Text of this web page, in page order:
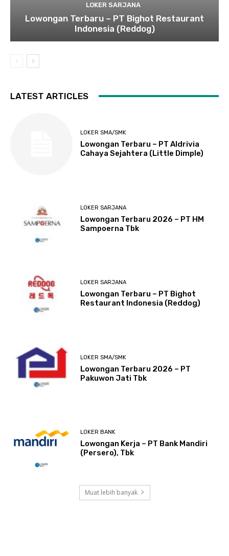
LOKER SARJANA
Lowongan Terbaru – PT Bighot Restaurant
Indonesia (Reddog)
LATEST ARTICLES
LOKER SMA/SMK
Lowongan Terbaru – PT Aldrivia
Cahaya Sejahtera (Little Dimple)
LOKER SARJANA
Lowongan Terbaru 2026 – PT HM
Sampoerna Tbk
LOKER SARJANA
Lowongan Terbaru – PT Bighot
Restaurant Indonesia (Reddog)
LOKER SMA/SMK
Lowongan Terbaru 2026 – PT
Pakuwon Jati Tbk
LOKER BANK
Lowongan Kerja – PT Bank Mandiri
(Persero), Tbk
Muat lebih banyak